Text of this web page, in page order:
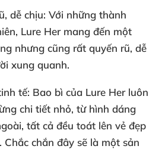
dễ chịu: Với những thành
Lure Her mang đến một
nhưng cũng rất quyến rũ, dễ
xung quanh.
tế: Bao bì của Lure Her luôn
chi tiết nhỏ, từ hình dáng
tất cả đều toát lên vẻ đẹp
chắn đây sẽ là một sản